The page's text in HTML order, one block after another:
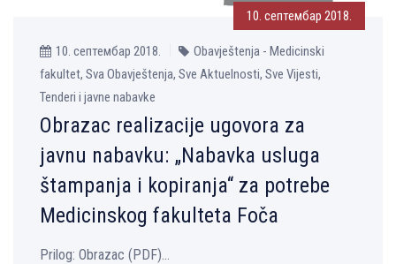
10. септембар 2018.
10. септембар 2018.
Obavještenja - Medicinski
fakultet, Sva Obavještenja, Sve Aktuelnosti, Sve Vijesti,
Tenderi i javne nabavke
Obrazac realizacije ugovora za
javnu nabavku: „Nabavka usluga
štampanja i kopiranja“ za potrebe
Medicinskog fakulteta Foča
Prilog: Оbrazac (PDF)...